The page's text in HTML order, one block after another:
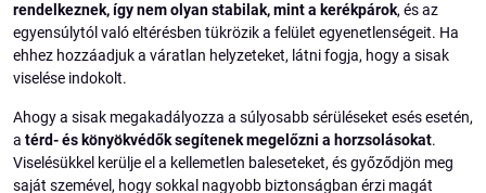
rendelkeznek, így nem olyan stabilak, mint a kerékpárok, és az
egyensúlytól való eltérésben tükrözik a felület egyenetlenségeit. Ha
ehhez hozzáadjuk a váratlan helyzeteket, látni fogja, hogy a sisak
viselése indokolt.
Ahogy a sisak megakadályozza a súlyosabb sérüléseket esés esetén,
a térd- és könyökvédők segítenek megelőzni a horzsolásokat.
Viselésükkel kerülje el a kellemetlen baleseteket, és győződjön meg
saját szemével, hogy sokkal nagyobb biztonságban érzi magát